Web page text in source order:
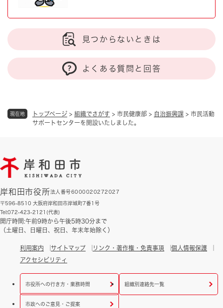
現在地 トップページ > 組織でさがす > 市民健康部 > 自治振興課 > 市民活動
サポートセンターを開設いたしました。
見つからないときは
よくある質問と回答
岸和田市役所法人番号6000020272027
〒596-8510 大阪府岸和田市岸城町7番1号
Tel:072-423-2121(代表)
開庁時間:午前9時から午後5時30分まで
（土曜日、日曜日、祝日、年末年始除く）
利用案内 サイトマップ リンク・著作権・免責事項
個人情報保護
アクセシビリティ
市役所への行き方・業務時間 組織別連絡先一覧
市政へのご意見・ご提案